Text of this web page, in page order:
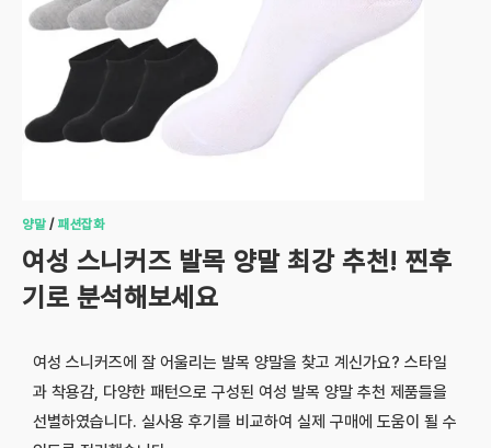
양말/패션잡화
여성 스니커즈 발목 양말 최강 추천! 찐후
기로 분석해보세요
여성 스니커즈에 잘 어울리는 발목 양말을 찾고 계신가요? 스타일
과 착용감, 다양한 패턴으로 구성된 여성 발목 양말 추천 제품들을
선별하였습니다. 실사용 후기를 비교하여 실제 구매에 도움이 될 수